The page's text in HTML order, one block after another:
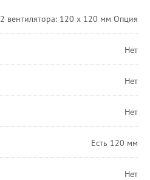
2 вентилятора: 120 x 120 мм Опция
Нет
Нет
Нет
Есть 120 мм
Нет